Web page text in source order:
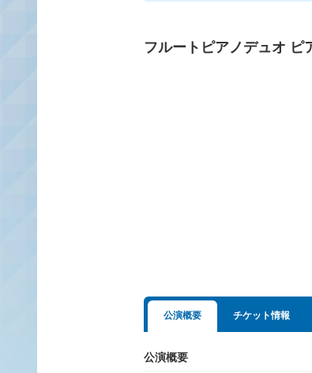
フルートピアノデュオ ピ
公演概要 チケット情報
公演概要